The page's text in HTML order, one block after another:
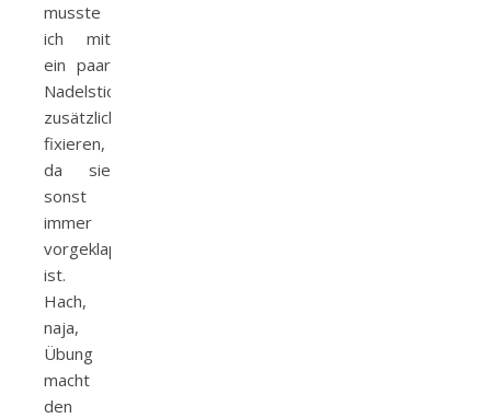
musste
ich mit
ein paar
Nadelstichen
zusätzlich
fixieren,
da sie
sonst
immer
vorgeklappt
ist.
Hach,
naja,
Übung
macht
den